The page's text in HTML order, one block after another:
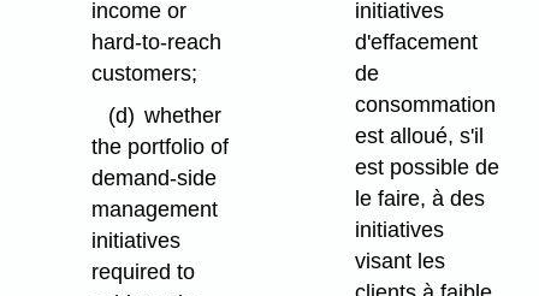
income or
hard-to-reach
customers;
(d) whether
the portfolio of
demand-side
management
initiatives
required to
initiatives
d'effacement
de
consommation
est alloué, s'il
est possible de
le faire, à des
initiatives
visant les